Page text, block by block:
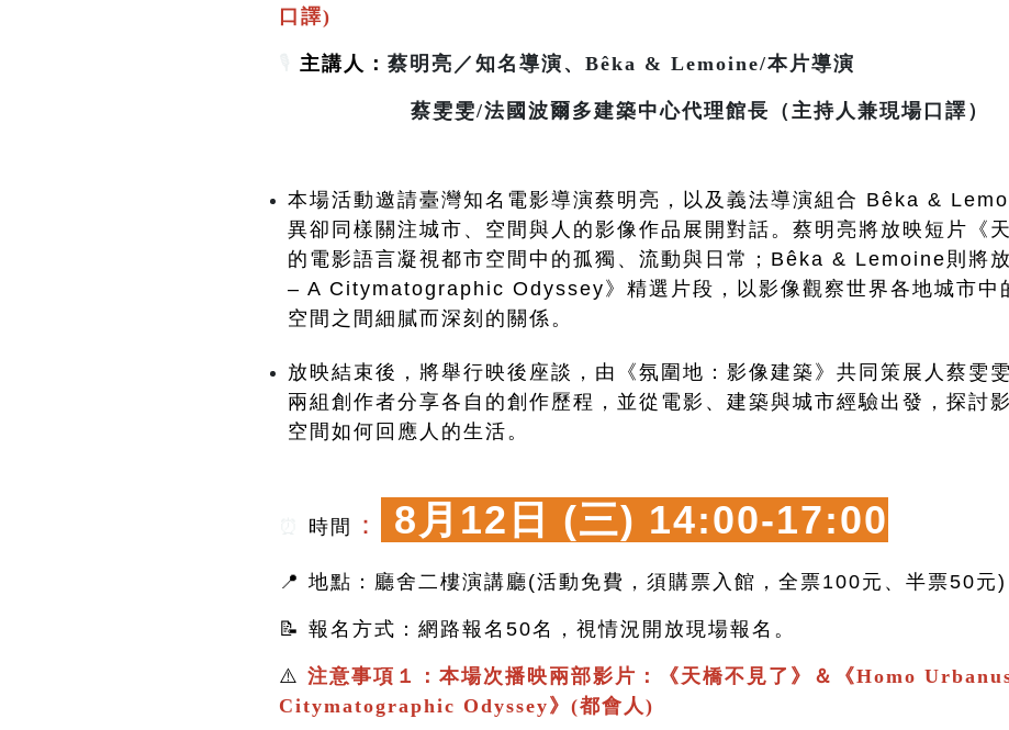
口譯)
主講人： 蔡明亮／知名導演、Bêka & Lemoine/本片導演
蔡雯雯/法國波爾多建築中心代理館長（主持人兼現場口譯）
本場活動邀請臺灣知名電影導演蔡明亮，以及義法導演組合 Bêka &
異卻同樣關注城市、空間與人的影像作品展開對話。蔡明亮將放映短片《
的電影語言凝視都市空間中的孤獨、流動與日常；Bêka & Lemoine則將
– A Citymatographic Odyssey》精選片段，以影像觀察世界各地城市中
空間之間細膩而深刻的關係。
放映結束後，將舉行映後座談，由《氛圍地：影像建築》共同策展人蔡雯
兩組創作者分享各自的創作歷程，並從電影、建築與城市經驗出發，探討
空間如何回應人的生活。
時間 ： 8月12日 (三) 14:00-17:00
📍 地點：廳舍二樓演講廳(活動免費，須購票入館，全票100元、半票50元)
📝 報名方式：網路報名50名，視情況開放現場報名。
⚠️ 注意事項１：本場次播映兩部影片： 《天橋不見了 》＆ 《Homo
Citymatographic Odyssey》(都會人)